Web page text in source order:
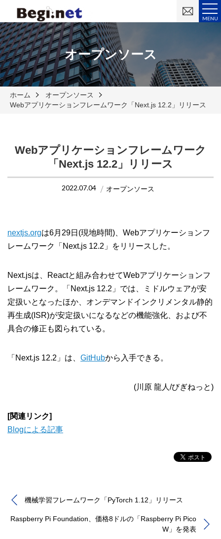
MENU
い
オープンソース
ホーム
オープンソース
Webアプリケーションフレームワーク「Next.js 12.2」リリース
Webアプリケーションフレームワーク
「Next.js 12.2」リリース
2022.07.04 オープンソース
nextjs.orgは6月29日(現地時間)、Webアプリケーションフ
レームワーク「Next.js 12.2」をリリースした。
Next.jsは、Reactと組み合わせてWebアプリケーションフ
レームワーク。「Next.js 12.2」では、ミドルウェアが安
定扱いとなったほか、オンデマンドインクリメンタル静的
再生成(ISR)が安定扱いになるなどの機能強化、および不
具合の修正も図られている。
「Next.js 12.2」は、 GitHubから入手できる。
(川原 龍人/びぎねっと)
[関連リンク]
Blogによる記事
機械学習フレームワーク「PyTorch 1.12」リリース
Raspberry Pi Foundation、価格8ドルの「Raspberry Pi Pico
W」を発表